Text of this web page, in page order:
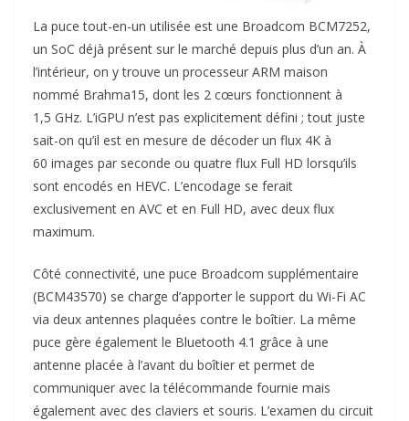
La puce tout-en-un utilisée est une Broadcom BCM7252,
un SoC déjà présent sur le marché depuis plus d’un an. À
l’intérieur, on y trouve un processeur ARM maison
nommé Brahma15, dont les 2 cœurs fonctionnent à
1,5 GHz. L’iGPU n’est pas explicitement défini ; tout juste
sait-on qu’il est en mesure de décoder un flux 4K à
60 images par seconde ou quatre flux Full HD lorsqu’ils
sont encodés en HEVC. L’encodage se ferait
exclusivement en AVC et en Full HD, avec deux flux
maximum.
Côté connectivité, une puce Broadcom supplémentaire
(BCM43570) se charge d’apporter le support du Wi-Fi AC
via deux antennes plaquées contre le boîtier. La même
puce gère également le Bluetooth 4.1 grâce à une
antenne placée à l’avant du boîtier et permet de
communiquer avec la télécommande fournie mais
également avec des claviers et souris. L’examen du circuit